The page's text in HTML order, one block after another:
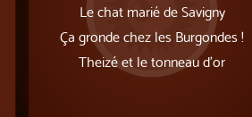
Le chat marié de Savigny
Ça gronde chez les Burgondes !
Theizé et le tonneau d’or